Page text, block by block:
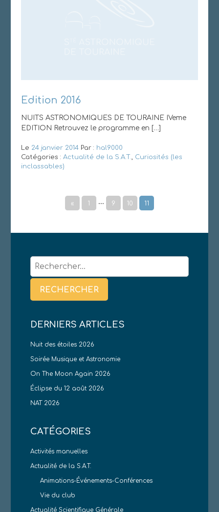
Edition 2016
NUITS ASTRONOMIQUES DE TOURAINE IVeme
EDITION Retrouvez le programme en […]
Le 24 janvier 2014Par : hal9000
Catégories : Actualité de la S.A.T.
Curiosités (les
inclassables)
« 1 … 9 10 11
Rechercher :
DERNIERS ARTICLES
Nuit des étoiles 2026
Soirée Musique et Astronomie
On The Moon Again 2026
Éclipse du 12 août 2026
NAT 2026
CATÉGORIES
Activités manuelles
Actualité de la S.A.T.
Animations-Événements-Conférences
Vie du club
Actualité Scientifique Générale